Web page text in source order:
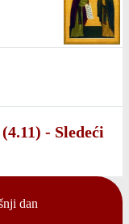
- Sledeći
dan